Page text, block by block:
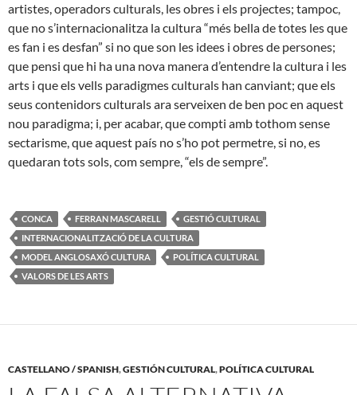
artistes, operadors culturals, les obres i els projectes; tampoc,
que no s’internacionalitza la cultura “més bella de totes les que
es fan i es desfan” si no que son les idees i obres de persones;
que pensi que hi ha una nova manera d’entendre la cultura i les
arts i que els vells paradigmes culturals han canviant; que els
seus contenidors culturals ara serveixen de ben poc en aquest
nou paradigma; i, per acabar, que compti amb tothom sense
sectarisme, que aquest país no s’ho pot permetre, si no, es
quedaran tots sols, com sempre, “els de sempre”.
CONCA FERRAN MASCARELL
GESTIÓ CULTURAL
INTERNACIONALITZACIÓ DE LA CULTURA
MODEL ANGLOSAXÓ CULTURA
POLÍTICA CULTURAL
VALORS DE LES ARTS
CASTELLANO / SPANISH,GESTIÓN CULTURAL,POLÍTICA CULTURAL